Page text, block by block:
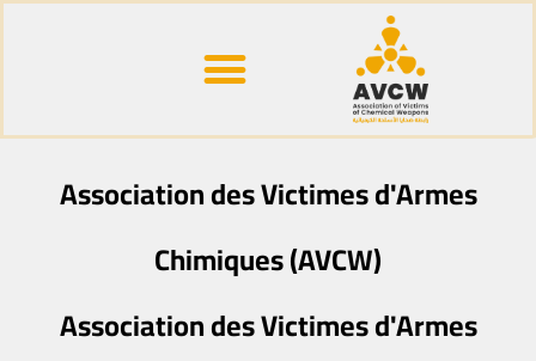
Association des Victimes d'Armes
Chimiques (AVCW)
Association des Victimes d'Armes